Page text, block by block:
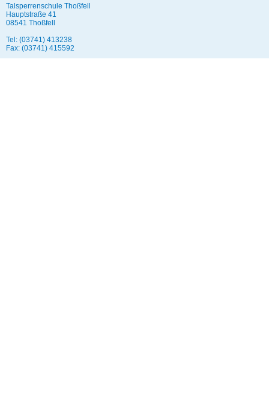
Talsperrenschule Thoßfell
Hauptstraße 41
08541 Thoßfell
Tel: (03741) 413238
Fax: (03741) 415592